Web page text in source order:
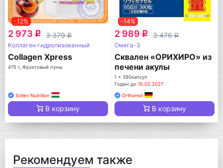
-12%
2 973 q 3 379q
Коллаген гидролизованный
Collagen Xpress
475 г, Фруктовый пунш
Scitec Nutrition
В корзину
-14%
2 989 q 3 476q
Омега-3
Сквален «ОРИХИРО» из
печени акулы
1 x 390капсул
Годен до15.02.2027
Orthomol
В корзину
Рекомендуем также